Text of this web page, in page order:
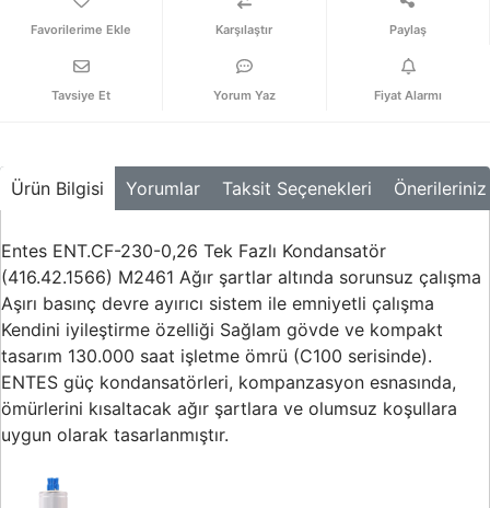
Karşılaştır Paylaş
Tavsiye Et Yorum Yaz Fiyat Alarmı
Ürün Bilgisi Yorumlar Taksit Seçenekleri Önerileriniz
Entes ENT.CF-230-0,26 Tek Fazlı Kondansatör
(416.42.1566) M2461 Ağır şartlar altında sorunsuz çalışma
Aşırı basınç devre ayırıcı sistem ile emniyetli çalışma
Kendini iyileştirme özelliği Sağlam gövde ve kompakt
tasarım 130.000 saat işletme ömrü (C100 serisinde).
ENTES güç kondansatörleri, kompanzasyon esnasında,
ömürlerini kısaltacak ağır şartlara ve olumsuz koşullara
uygun olarak tasarlanmıştır.